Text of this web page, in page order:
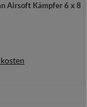
Kämpfer 6 x 8